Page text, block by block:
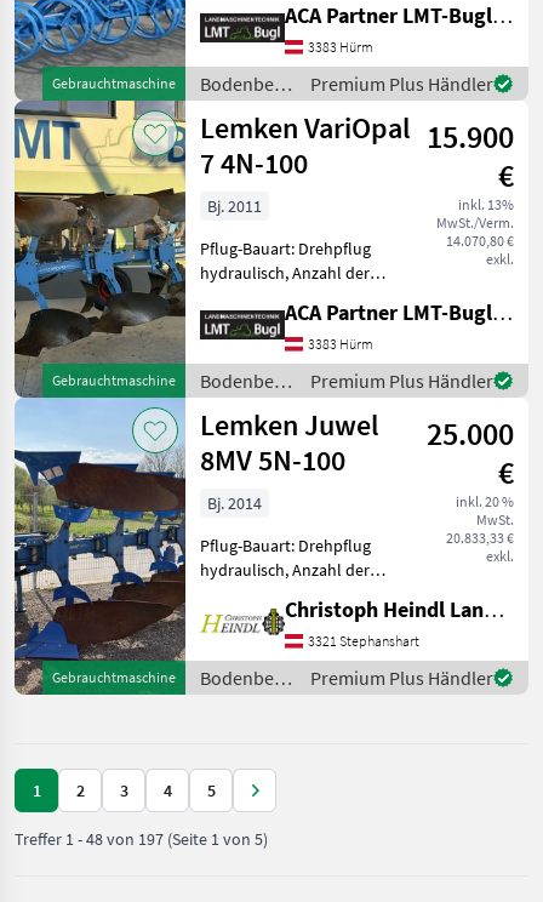
Gebrauchtmaschine
Maiseinleger, Packerarm,
Scheibensech, hydr.
Schnittbreitenverstellung,
Streifenkörper, Stützrad, V
ACA Partner LMT-Bugl GmbH
3383 Hürm
Bodenbearbeitung
/ Lemken
Premium Plus Händler
Gebrauchtmaschine
Lemken VariOpal
7 4N-100
15.900
€
inkl. 13%
MwSt./Verm.
14.070,80 €
exkl.
Bj. 2011
Pflug-Bauart: Drehpflug
hydraulisch, Anzahl der
Maiseinleger, Scheibensech,
hydr.
Schnittbreitenverstellung,
Steinsicherung, Stützrad,
Vorschäler Lemken Va
ACA Partner LMT-Bugl GmbH
3383 Hürm
Bodenbearbeitung
/ Lemken
Premium Plus Händler
Gebrauchtmaschine
Lemken Juwel
8MV 5N-100
25.000
€
inkl. 20 %
MwSt.
20.833,33 €
exkl.
Bj. 2014
Pflug-Bauart: Drehpflug
hydraulisch, Anzahl der
Scheibensech, hydr.
Schnittbreitenverstellung,
Stützrad Der Pflug ist
generalüberholt mit Origi
Christoph Heindl Landtechnik GmbH, Stephanshart
3321 Stephanshart
Bodenbearbeitung
/ Lemken
Premium Plus Händler
1 2 3 4 5
Treffer 1-48von 197 (Seite 1 von 5)